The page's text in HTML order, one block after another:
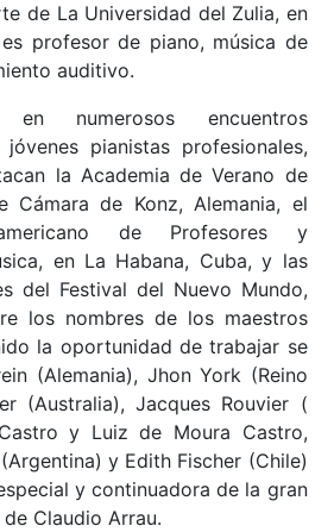
de La Universidad del Zulia, en
profesor de piano, música de
auditivo.
numerosos encuentros
pianistas profesionales,
la Academia de Verano de
Cámara de Konz, Alemania, el
de Profesores y
en La Habana, Cuba, y las
del Festival del Nuevo Mundo,
los nombres de los maestros
la oportunidad de trabajar se
(Alemania), Jhon York (Reino
(Australia), Jacques Rouvier (
y Luiz de Moura Castro,
y Edith Fischer (Chile)
y continuadora de la gran
Claudio Arrau.